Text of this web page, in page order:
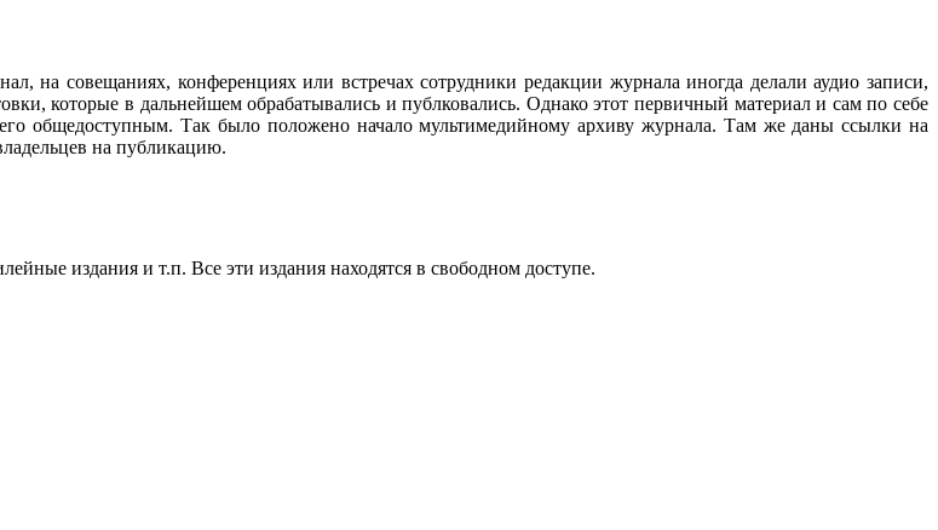
на совещаниях, конференциях или встречах сотрудники редакции журнала иногда делали аудио записи,
которые в дальнейшем обрабатывались и публковались. Однако этот первичный материал и сам по себе
общедоступным. Так было положено начало мультимедийному архиву журнала. Там же даны ссылки на
на публикацию.
издания и т.п. Все эти издания находятся в свободном доступе.